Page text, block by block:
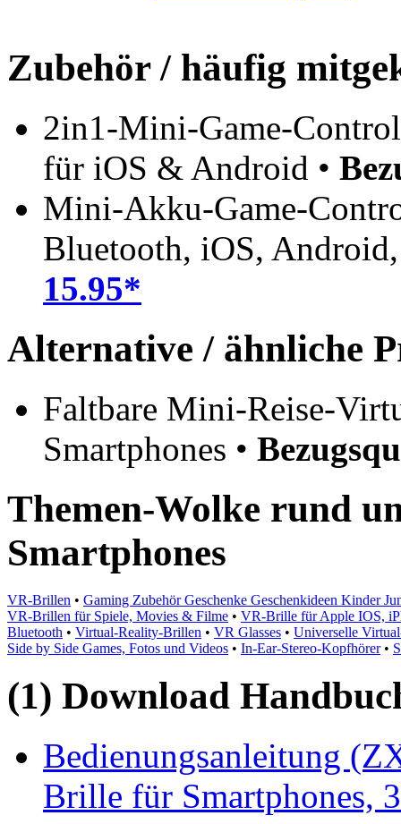
Zubehör / häufig
2in1-Mini-Game-
für iOS & Android •
Mini-Akku-Game-
Bluetooth, iOS,
15.95*
Alternative / ähnliche
Faltbare Mini-Reise-
Smartphones •
Themen-Wolke rund
Smartphones
VR-Brillen • Gaming Zubehör Geschenke Geschenkideen Kinder
VR-Brillen für Spiele, Movies & Filme • VR-Brille für Apple IOS,
Bluetooth • Virtual-Reality-Brillen • VR Glasses • Universelle
Side by Side Games, Fotos und Videos • In-Ear-Stereo-Kopfhörer•
(1) Download
Bedienungsanleitung
Brille für Smartphones,